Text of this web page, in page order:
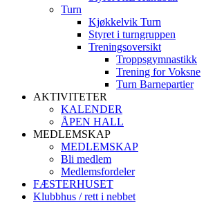
Turn
Kjøkkelvik Turn
Styret i turngruppen
Treningsoversikt
Troppsgymnastikk
Trening for Voksne
Turn Barnepartier
AKTIVITETER
KALENDER
ÅPEN HALL
MEDLEMSKAP
MEDLEMSKAP
Bli medlem
Medlemsfordeler
FÆSTERHUSET
Klubbhus / rett i nebbet